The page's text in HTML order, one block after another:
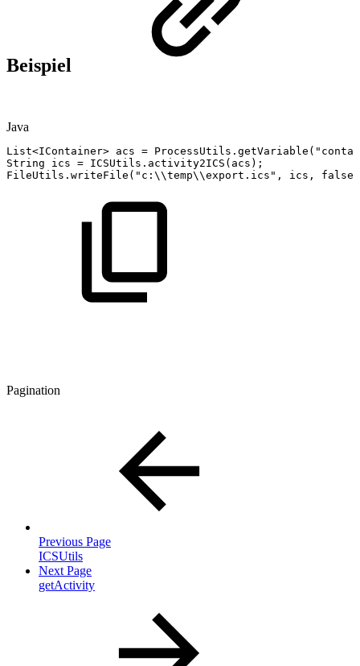
Beispiel
Java
List<IContainer> acs = ProcessUtils . getVariable (
String
ics = ICSUtils . activity2ICS ( acs ) ;
FileUtils . writeFile ( "c:\\temp\\export.ics" , ics , false
Pagination
Previous Page
ICSUtils
Next Page
getActivity